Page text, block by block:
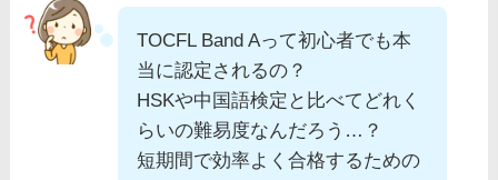
TOCFL Band Aって初心者でも本
当に認定されるの？
HSKや中国語検定と比べてどれく
らいの難易度なんだろう…？
短期間で効率よく合格するための